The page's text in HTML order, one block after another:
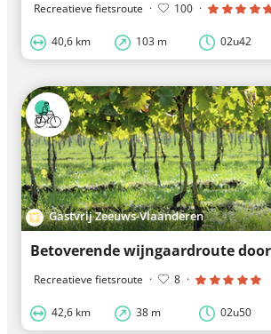
Recreatieve fietsroute · 100 ·
40,6 km 103 m 02u42
Gastvrij Zeeuws-Vlaanderen
Recreatieve fietsroute · 8 ·
42,6 km 38 m 02u50